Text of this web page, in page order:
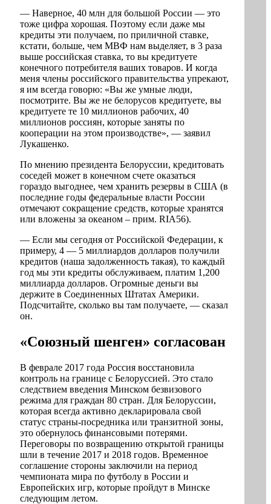
— Наверное, 40 млн для большой России — это
тоже цифра хорошая. Поэтому если даже мы
кредиты эти получаем, по приличной ставке,
кстати, больше, чем МВФ нам выделяет, в 3 раза
выше российская ставка, то вы кредитуете
конечного потребителя ваших товаров. И когда
меня члены российского правительства упрекают,
я им всегда говорю: «Вы же умные люди,
посмотрите. Вы же не белорусов кредитуете, вы
кредитуете те 10 миллионов рабочих, 40
миллионов россиян, которые заняты по
кооперации на этом производстве», — заявил
Лукашенко.
По мнению президента Белоруссии, кредитовать
соседей может в конечном счете оказаться
гораздо выгоднее, чем хранить резервы в США (в
последние годы федеральные власти России
отмечают сокращение средств, которые хранятся
или вложены за океаном – прим. RIA56).
— Если мы сегодня от Российской Федерации, к
примеру, 4 — 5 миллиардов долларов получили
кредитов (наша задолженность такая), то каждый
год мы эти кредиты обслуживаем, платим 1,200
миллиарда долларов. Огромные деньги вы
держите в Соединенных Штатах Америки.
Подсчитайте, сколько вы там получаете, — сказал
он.
«Союзный шенген» согласован
В феврале 2017 года Россия восстановила
контроль на границе с Белоруссией. Это стало
следствием введения Минском безвизового
режима для граждан 80 стран. Для Белоруссии,
которая всегда активно декларировала свой
статус страны-посредника или транзитной зоны,
это обернулось финансовыми потерями.
Переговоры по возвращению открытой границы
шли в течение 2017 и 2018 годов. Временное
соглашение стороны заключили на период
чемпионата мира по футболу в России и
Европейских игр, которые пройдут в Минске
следующим летом.